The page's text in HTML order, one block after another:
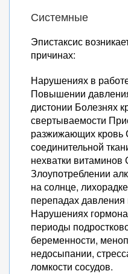
Системные
Эпистаксис
причинах:
Нарушениях в
Повышении
дистонии Болезнях
свертываемости
разжижающих кровь
соединительной
нехватки
Злоупотреблении
на солнце,
перепадах
Нарушениях
периоды
беременности,
недосыпании,
ломкости сосудов.